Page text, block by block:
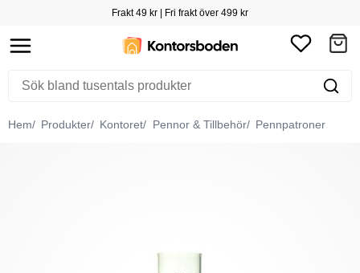
Frakt 49 kr | Fri frakt över 499 kr
Hem Produkter Kontoret Pennor & Tillbehör Pennpatroner